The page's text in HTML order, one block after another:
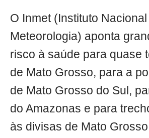
O Inmet (Instituto
Meteorologia) aponta
risco à saúde para quase
de Mato Grosso, para a
de Mato Grosso do Sul,
do Amazonas e para
às divisas de Mato